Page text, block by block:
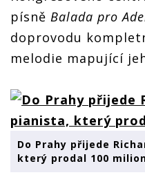
písně Balada pro
doprovodu
melodie mapující
Do Prahy přijede
který prodal 100